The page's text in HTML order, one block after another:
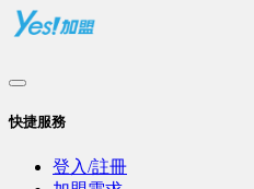
快捷服務
登入/註冊